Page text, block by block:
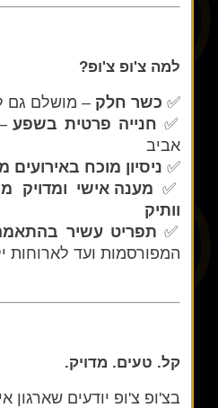
למה צ'ופ צ'ופ?
✅ כשר חלק – מושלם גם
✅ חנייה פרטית בשפע
אביב
✅ ניסיון מוכח באירועים
✅ מענה אישי ומדויק
וותיק
✅ תפריט עשיר
המפורסמות ועד לארוחות
קל. טעים. מדויק.
בצ'ופ צ'ופ יודעים שארגון